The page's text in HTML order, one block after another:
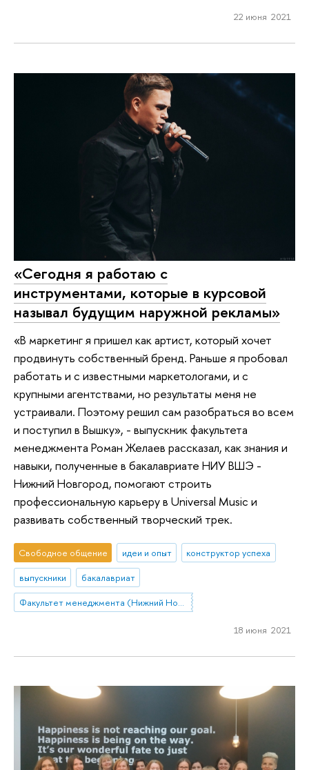
22 июня 2021
«Сегодня я работаю с
инструментами, которые в курсовой
называл будущим наружной рекламы»
«В маркетинг я пришел как артист, который хочет
продвинуть собственный бренд. Раньше я пробовал
работать и с известными маркетологами, и с
крупными агентствами, но результаты меня не
устраивали. Поэтому решил сам разобраться во всем
и поступил в Вышку», - выпускник факультета
менеджмента Роман Желаев рассказал, как знания и
навыки, полученные в бакалавриате НИУ ВШЭ -
Нижний Новгород, помогают строить
профессиональную карьеру в Universal Music и
развивать собственный творческий трек.
Свободное общение идеи и опыт
конструктор успеха
выпускники
бакалавриат
Факультет менеджмента (Нижний Новгород)
18 июня 2021